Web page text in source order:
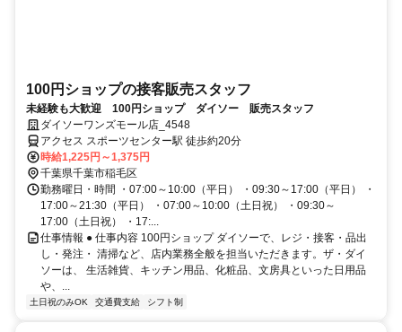
100円ショップの接客販売スタッフ
未経験も大歓迎 100円ショップ ダイソー 販売スタッフ
ダイソーワンズモール店_4548
アクセス スポーツセンター駅 徒歩約20分
時給1,225円～1,375円
千葉県千葉市稲毛区
勤務曜日・時間 ・07:00～10:00（平日） ・09:30～17:00（平日） ・
17:00～21:30（平日） ・07:00～10:00（土日祝） ・09:30～
17:00（土日祝） ・17:...
仕事情報 ● 仕事内容 100円ショップ ダイソーで、レジ・接客・品出
し・発注・ 清掃など、店内業務全般を担当いただきます。ザ・ダイ
ソーは、 生活雑貨、キッチン用品、化粧品、文房具といった日用品
や、...
土日祝のみOK 交通費支給 シフト制